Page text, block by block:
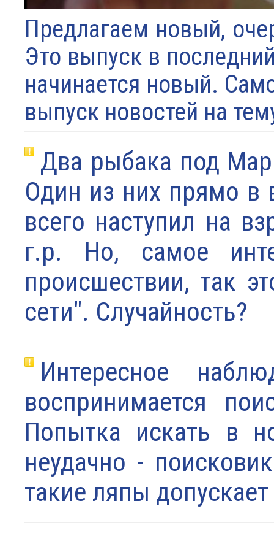
Предлагаем новый,
Это выпуск в
начинается новый.
выпуск новостей на
Два рыбака под
Один из них прямо в
всего наступил на
г.р. Но, самое
происшествии, так
сети". Случайность?
Интересное
воспринимается
Попытка искать в
неудачно -
такие ляпы